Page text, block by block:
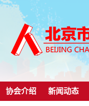
协会介绍 新闻动态